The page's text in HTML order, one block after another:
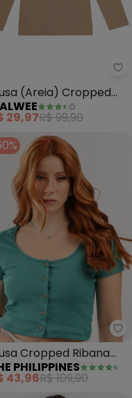
- Blusa
(Areia) Cropped
Ribana
29,97R$ 99,90
- Blusa
Cropped Ribana
PHILIPPINES
43,96R$ 109,90